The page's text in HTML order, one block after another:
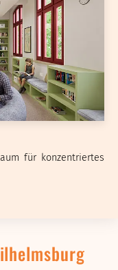
für konzentriertes